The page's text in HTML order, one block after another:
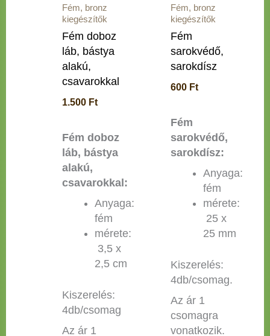
Fém, bronz
kiegészítők
Fém doboz
láb, bástya
alakú,
csavarokkal
1.500 Ft
Fém doboz
láb, bástya
alakú,
csavarokkal:
Anyaga:
fém
mérete:
3,5 x
2,5 cm
Kiszerelés:
4db/csomag
Az ár 1
Fém, bronz
kiegészítők
Fém
sarokvédő,
sarokdísz
600 Ft
Fém
sarokvédő,
sarokdísz:
Anyaga:
fém
mérete:
25 x
25 mm
Kiszerelés:
4db/csomag.
Az ár 1
csomagra
vonatkozik.